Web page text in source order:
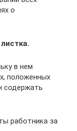
о
в нем
положенных
содержать
работника за